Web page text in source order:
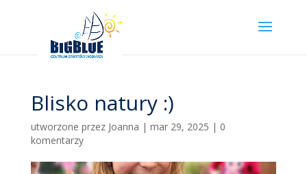
Blisko natury :)
utworzone przez Joanna | mar 29, 2025 | 0
komentarzy